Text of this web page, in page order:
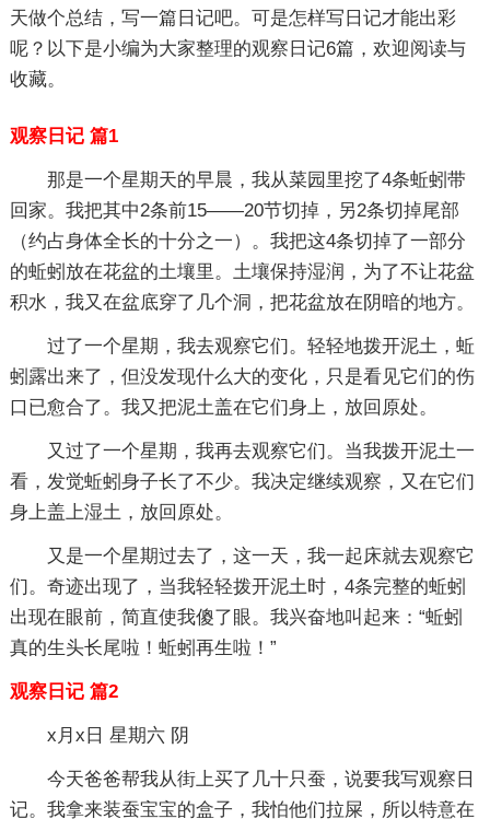
天做个总结，写一篇日记吧。可是怎样写日记才能出彩
呢？以下是小编为大家整理的观察日记6篇，欢迎阅读与
收藏。
观察日记 篇1
那是一个星期天的早晨，我从菜园里挖了4条蚯蚓带
回家。我把其中2条前15——20节切掉，另2条切掉尾部
（约占身体全长的十分之一）。我把这4条切掉了一部分
的蚯蚓放在花盆的土壤里。土壤保持湿润，为了不让花盆
积水，我又在盆底穿了几个洞，把花盆放在阴暗的地方。
过了一个星期，我去观察它们。轻轻地拨开泥土，蚯
蚓露出来了，但没发现什么大的变化，只是看见它们的伤
口已愈合了。我又把泥土盖在它们身上，放回原处。
又过了一个星期，我再去观察它们。当我拨开泥土一
看，发觉蚯蚓身子长了不少。我决定继续观察，又在它们
身上盖上湿土，放回原处。
又是一个星期过去了，这一天，我一起床就去观察它
们。奇迹出现了，当我轻轻拨开泥土时，4条完整的蚯蚓
出现在眼前，简直使我傻了眼。我兴奋地叫起来：“蚯蚓
真的生头长尾啦！蚯蚓再生啦！”
观察日记 篇2
x月x日 星期六 阴
今天爸爸帮我从街上买了几十只蚕，说要我写观察日
记。我拿来装蚕宝宝的盒子，我怕他们拉屎，所以特意在